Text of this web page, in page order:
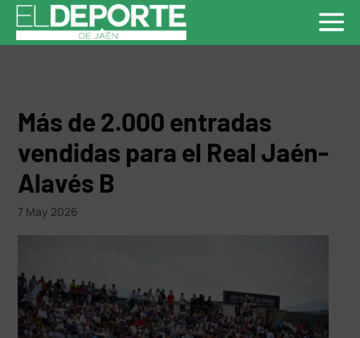
Más de 2.000 entradas
vendidas para el Real Jaén-
Alavés B
7 May 2026